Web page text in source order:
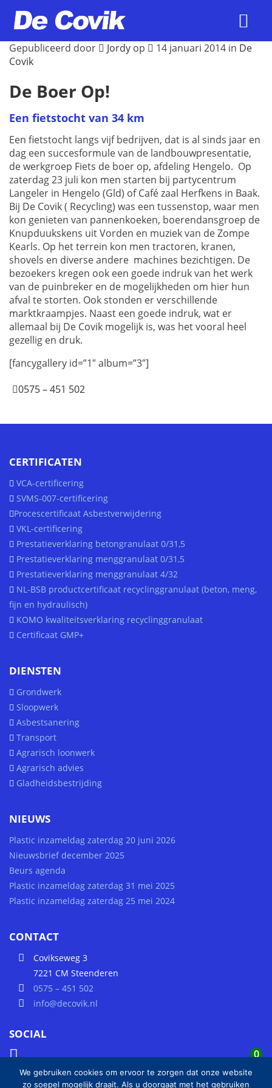
0
Gepubliceerd door Jordy op 14 januari 2014 in De
Covik
De Boer Op!
Een fietstocht van 34 km
Een fietstocht langs vijf bedrijven, dat is al sinds jaar en
dag een succesformule van de landbouwpresentatie,
de werkgroep Fiets de boer op, afdeling Hengelo. Op
zaterdag 23 juli kon men starten bij partycentrum
Langeler in Hengelo (Gld) of Café zaal Herfkens in Baak.
Bij De Covik ( Recycling) was een tussenstop, waar men
kon genieten van pannenkoeken, boerendansgroep de
Knupduukskens uit Vorden en muziek van de Zompe
Kearls. Op het terrein kon men tractoren, kranen,
shovels en diverse andere machines bezichtigen. De
bezoekers kregen ook een goede indruk van het werk
van de puinbreker en de mogelijkheden om hier hun
afval te storten. Ook stonden er verschillende
marktkraampjes. Naast een goede indruk, wat er
allemaal bij De Covik mogelijk is, was het vooral heel
gezellig en druk.
[fancygallery id=”1″ album=”3″]
0575 – 451 502
CERTIFICATEN
VCA-certificering
SVMS-007-certificering
Procescertificaat Asbestverwijdering
VKL-certificering
Prestatieverklaring betongranulaat 0/31,5
Prestatieverklaring menggranulaat 0/31,5
Prestatieverklaring menggranulaat 4/32
NL-BSB productcertificaat recyclinggranulaat (beton, meng,
fijn en hydraulisch)
KOMO kwaliteitsverklaring recyclinggranulaat
Certificaat GMP+
DIENSTEN
Grondwerk
Sloopwerk
Asbestsanering
Transport
Agrarisch loonwerk
Agrarisch advies
Gladheidsbestrijding
NIEUWS
Plastic inzameldag zaterdag 20 juni 2026
Nieuwsbrief december 2025
Beurs agenda
Plastic inzameldag zaterdag 31 mei 2025
Plastic inzameldag zaterdag 25 mei 2024
CONTACT
Covikseweg 3
7221 CM Steenderen
0575 – 451 502
info@decovik.nl
SOCIAL
We gebruiken cookies om ervoor te zorgen dat onze website
zo soepel mogelijk draait. Als u doorgaat met het gebruiken